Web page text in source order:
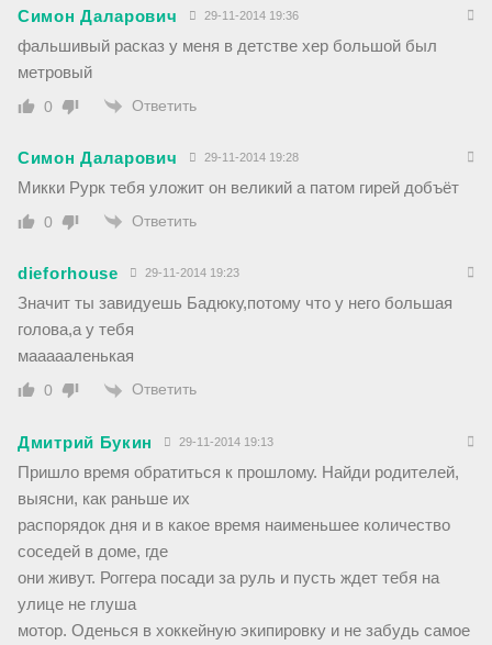
Симон Даларович 29-11-2014 19:36
фальшивый расказ у меня в детстве хер большой был
метровый
0 Ответить
Симон Даларович 29-11-2014 19:28
Микки Рурк тебя уложит он великий а патом гирей добъёт
0 Ответить
dieforhouse 29-11-2014 19:23
Значит ты завидуешь Бадюку,потому что у него большая
голова,а у тебя
маааааленькая
0 Ответить
Дмитрий Букин 29-11-2014 19:13
Пришло время обратиться к прошлому. Найди родителей,
выясни, как раньше их
распорядок дня и в какое время наименьшее количество
соседей в доме, где
они живут. Роггера посади за руль и пусть ждет тебя на
улице не глуша
мотор. Оденься в хоккейную экипировку и не забудь самое